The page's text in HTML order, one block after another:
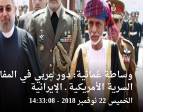
وساطة عُمانية: دور عربي في
السرية الأمريكية ـ الإيرانية
الخميس 22 نوفمبر 2018 - 14:33:08